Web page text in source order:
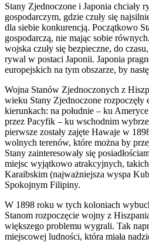
Stany Zjednoczone i Japonia chciały
gospodarczym, gdzie czuły się
dla siebie konkurencją. Początkowo
gospodarczą, nie mając sobie
wojska czuły się bezpieczne, do
rywal w postaci Japonii. Japonia
europejskich na tym obszarze, by
Wojna Stanów Zjednoczonych z
wieku Stany Zjednoczone rozpoczęły
kierunkach: na południe – ku
przez Pacyfik – ku wschodnim
pierwsze zostały zajęte Hawaje w
wolnych terenów, które można by
Stany zainteresowały się
miejsc wyjątkowo atrakcyjnych,
Karaibskim (najważniejsza wyspa
Spokojnym Filipiny.
W 1898 roku w tych koloniach
Stanom rozpoczęcie wojny z
większego problemu wygrali. Tak
miejscowej ludności, która miała